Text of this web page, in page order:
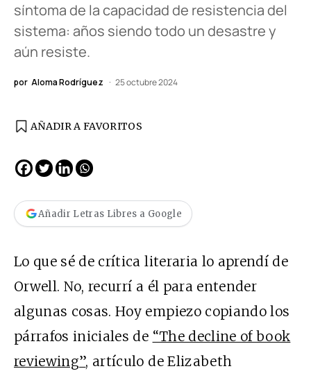
síntoma de la capacidad de resistencia del
sistema: años siendo todo un desastre y
aún resiste.
por Aloma Rodríguez 25 octubre 2024
AÑADIR A FAVORITOS
Añadir Letras Libres a Google
Lo que sé de crítica literaria lo aprendí de
Orwell. No, recurrí a él para entender
algunas cosas. Hoy empiezo copiando los
párrafos iniciales de “The decline of book
reviewing”, artículo de Elizabeth